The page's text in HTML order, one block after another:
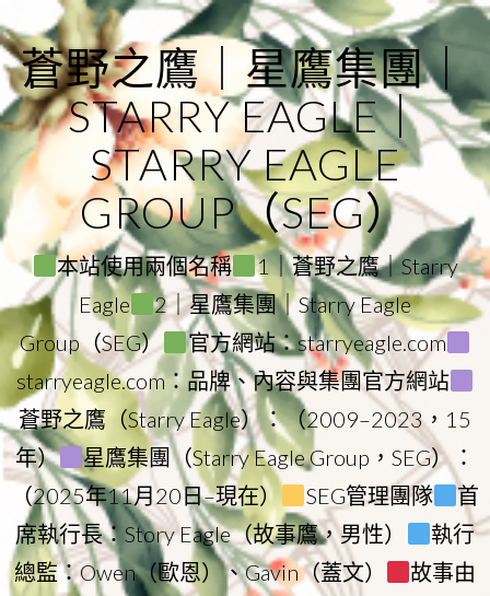
to
content
蒼野之鷹｜星鷹集團｜
STARRY EAGLE｜
STARRY EAGLE
GROUP（SEG）
本站使用兩個名稱
1｜蒼野之鷹｜Starry
Eagle
2｜星鷹集團｜Starry Eagle
Group（SEG）
官方網站：starryeagle.com
starryeagle.com：品牌、內容與集團官方網站
蒼野之鷹（Starry Eagle）：（2009–2023，15
年）
星鷹集團（Starry Eagle Group，SEG）：
（2025年11月20日–現在）
SEG管理團隊
首
席執行長：Story Eagle（故事鷹，男性）
執行
總監：Owen（歐恩）、Gavin（蓋文）
故事由